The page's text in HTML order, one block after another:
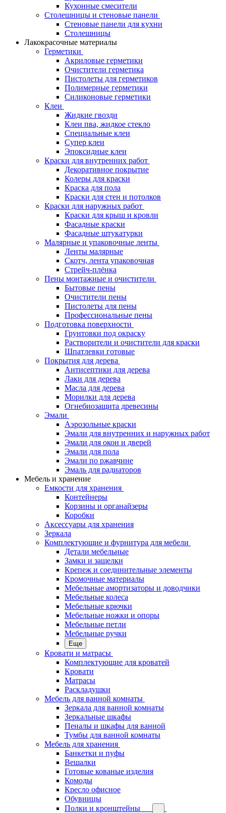
Кухонные смесители
Столешницы и стеновые панели
Стеновые панели для кухни
Столешницы
Лакокрасочные материалы
Герметики
Акриловые герметики
Очистители герметика
Пистолеты для герметиков
Полимерные герметики
Силиконовые герметики
Клеи
Жидкие гвозди
Клеи пва, жидкое стекло
Специальные клеи
Супер клеи
Эпоксидные клеи
Краски для внутренних работ
Декоративное покрытие
Колеры для краски
Краска для пола
Краски для стен и потолков
Краски для наружных работ
Краски для крыш и кровли
Фасадные краски
Фасадные штукатурки
Малярные и упаковочные ленты
Ленты малярные
Скотч, лента упаковочная
Стрейч-плёнка
Пены монтажные и очистители
Бытовые пены
Очистители пены
Пистолеты для пены
Профессиональные пены
Подготовка поверхности
Грунтовки под окраску
Растворители и очистители для краски
Шпатлевки готовые
Покрытия для дерева
Антисептики для дерева
Лаки для дерева
Масла для дерева
Морилки для дерева
Огнебиозащита древесины
Эмали
Аэрозольные краски
Эмали для внутренних и наружных работ
Эмали для окон и дверей
Эмали для пола
Эмали по ржавчине
Эмаль для радиаторов
Мебель и хранение
Емкости для хранения
Контейнеры
Корзины и органайзеры
Коробки
Аксессуары для хранения
Зеркала
Комплектующие и фурнитура для мебели
Детали мебельные
Замки и защелки
Крепеж и соединительные элементы
Кромочные материалы
Мебельные амортизаторы и доводчики
Мебельные колеса
Мебельные крючки
Мебельные ножки и опоры
Мебельные петли
Мебельные ручки
Еще
Кровати и матрасы
Комплектующие для кроватей
Кровати
Матрасы
Раскладушки
Мебель для ванной комнаты
Зеркала для ванной комнаты
Зеркальные шкафы
Пеналы и шкафы для ванной
Тумбы для ванной комнаты
Мебель для хранения
Банкетки и пуфы
Вешалки
Готовые кованые изделия
Комоды
Кресло офисное
Обувницы
Полки и кронштейны